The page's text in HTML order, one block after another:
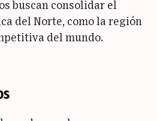
buscan consolidar el
del Norte, como la región
del mundo.